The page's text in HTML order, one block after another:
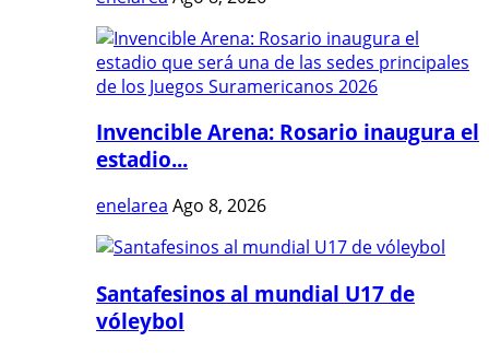
Invencible Arena: Rosario inaugura el
estadio...
enelarea Ago 8, 2026
Santafesinos al mundial U17 de
vóleybol